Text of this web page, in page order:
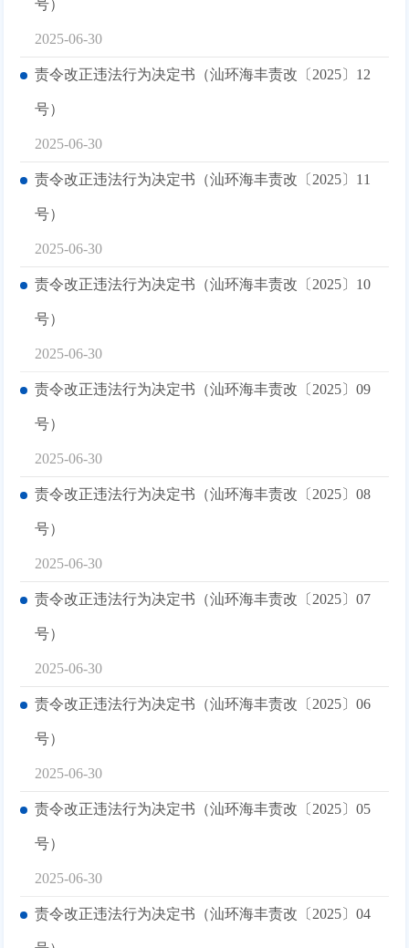
号）
2025-06-30
责令改正违法行为决定书（汕环海丰责改〔2025〕12
号）
2025-06-30
责令改正违法行为决定书（汕环海丰责改〔2025〕11
号）
2025-06-30
责令改正违法行为决定书（汕环海丰责改〔2025〕10
号）
2025-06-30
责令改正违法行为决定书（汕环海丰责改〔2025〕09
号）
2025-06-30
责令改正违法行为决定书（汕环海丰责改〔2025〕08
号）
2025-06-30
责令改正违法行为决定书（汕环海丰责改〔2025〕07
号）
2025-06-30
责令改正违法行为决定书（汕环海丰责改〔2025〕06
号）
2025-06-30
责令改正违法行为决定书（汕环海丰责改〔2025〕05
号）
2025-06-30
责令改正违法行为决定书（汕环海丰责改〔2025〕04